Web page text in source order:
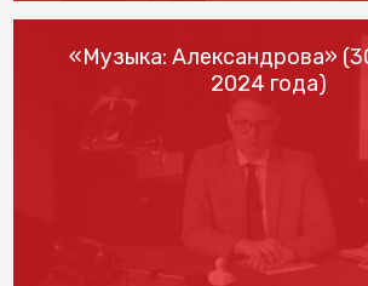
«Музыка: Александрова»
2024 года)